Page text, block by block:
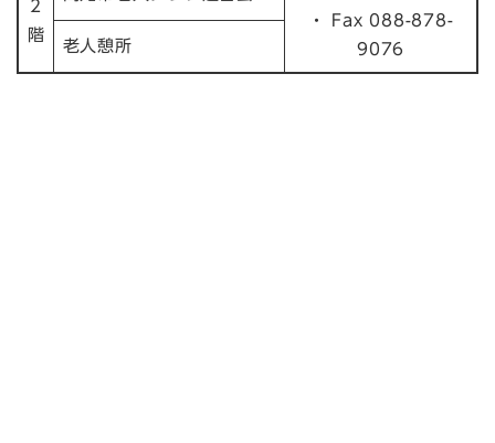
2
階
・ Fax 088-878-
9076
老人憩所